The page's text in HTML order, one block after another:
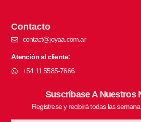
Contacto
contact@joyaa.com.ar
Atención al cliente:
+54 11 5585-7666
Suscríbase A Nuestros
Registrese y recibirá todas las